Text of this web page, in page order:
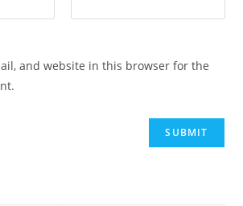
and website in this browser for the